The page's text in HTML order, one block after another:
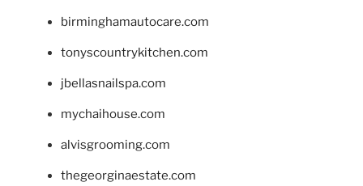
birminghamautocare.com
tonyscountrykitchen.com
jbellasnailspa.com
mychaihouse.com
alvisgrooming.com
thegeorginaestate.com